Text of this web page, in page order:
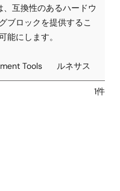
互換性のあるハードウ
ブロックを提供するこ
能にします。
Tools ルネサス
1件